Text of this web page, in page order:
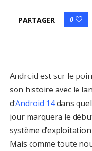
PARTAGER 0
Android est sur le
son histoire avec le
d‘Android 14dans
jour marquera le
système
Mais comme toute